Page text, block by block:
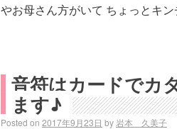
やお母さん方がいて ちょっとキ
音符はカードでカ
ます♪
Posted on 2017年9月23日 by 岩本 久美子